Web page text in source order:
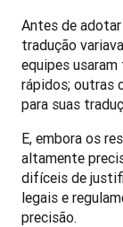
Antes de
tradução
equipes
rápidos; outras
para suas
E, embora os
altamente
difíceis de
legais e
precisão.